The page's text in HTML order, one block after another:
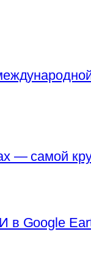
— самой
Google